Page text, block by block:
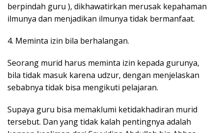
berpindah guru ), dikhawatirkan merusak kepahaman
ilmunya dan menjadikan ilmunya tidak bermanfaat.
4. Meminta izin bila berhalangan.
Seorang murid harus meminta izin kepada gurunya,
bila tidak masuk karena udzur, dengan menjelaskan
sebabnya tidak bisa mengikuti pelajaran.
Supaya guru bisa memaklumi ketidakhadiran murid
tersebut. Dan yang tidak kalah pentingnya adalah